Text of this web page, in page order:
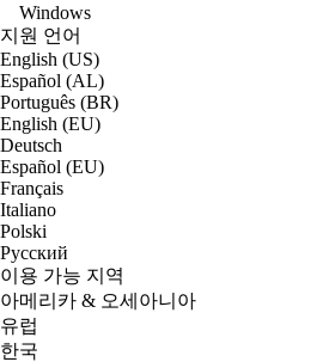
Windows
지원 언어
English (US)
Español (AL)
Português (BR)
English (EU)
Deutsch
Español (EU)
Français
Italiano
Polski
Русский
이용 가능 지역
아메리카 & 오세아니아
유럽
한국